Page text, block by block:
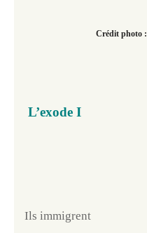
Crédit photo :
L’exode I
Ils immigrent